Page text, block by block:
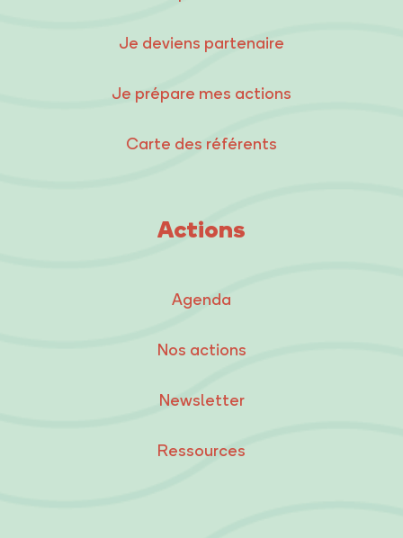
Je deviens partenaire
Je prépare mes actions
Carte des référents
Actions
Agenda
Nos actions
Newsletter
Ressources